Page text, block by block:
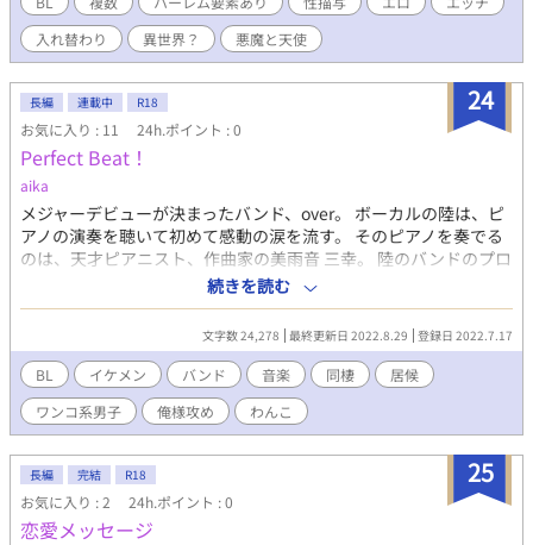
考えるようになった。 しかし、杏との初デートの日、真は不吉
な男・遠田（えんだ）と出会う。 遠田は、登流会（とうりゅう
かい）傘下の組の極道だ。 真が店長を務めるボーイズ・バーの
オーナーでもある。 彼は時折、客として店に現れることもある
のだが、粗暴で身勝手な振る舞いは悩みの種だった。 それどこ
ろか、過去に真の情夫を幾度となく奪い去り踏みにじって来た男
だ。 嫌な予感を感じながらも、真は杏とのデートを楽しんだ。
ショッピングやディナーに、夜景の美しいホテル。 そこで初
めて結ばれた二人は、ようやく正真正銘の恋人になった。 それ
でも彼らの間には、略奪愛を狙う詩央や、疫病神・遠田が付きま
とう……。
は、 大きく綺麗な瞳から大粒の涙を溢していた。 彼の名は、花宮
咲羅。 汚れを知らない純粋な少年。 次の日、目が覚めると、 流華
は鏡の奥の世界にいた。 花宮咲羅として。 二人の身体が入れ替わ
り、 人生が交差する。 それぞれの世界が、思わぬ方向へと展開し
ていく・・・・ 〜〜〜〜〜〜〜〜〜〜〜〜〜 ２人の中身が入れ替
わり、 正反対の性格の２人が、 それぞれの悩みに、恋に、向き合
っていくBL小説です。 R-18要素たっぷりになる予定です。 タイト
ルの横のマーク ♤→流華視点 ♡→咲羅視点 で書き分けています。
こちらの作品は、「小説家になろう」ムーンライトノベルズにも
重複掲載しております。 R-18/R18/性描写あり/エロ/エッチ/BL/幼
なじみ/恋愛/純愛/NTR/浮気/複数/イケメン/美少年/複数プレイ/変
態/先輩/後輩/羞恥プレイ/調教/乱交//童顔/同棲//制服/元彼/元カ
レ/未練/新彼/彼氏/ 執着/年下/年上/同級生/略奪/学園/片思い/禁断/
肉体関係/コスプレ/飼い主/天使/悪魔/執事/入れ替わり/異世界/淫
入れ替わり
異世界？ 悪魔と天使
24
長編 連載中 R18
お気に入り : 11 24h.ポイント : 0
Perfect Beat！
aika
メジャーデビューが決まったバンド、over。 ボーカルの陸は、ピ
アノの演奏を聴いて初めて感動の涙を流す。 そのピアノを奏でる
のは、天才ピアニスト、作曲家の美雨音 三幸。 陸のバンドのプロ
デューサーだった。 美しいピアノを奏でる魅惑の男、三幸はとん
でもなく口が悪い暴君で、陸のことをやかましい犬呼ばわりし相
手にしない。 自分の歌がダメだと貶された陸は、三幸に特別レッ
スンをしてもらうことになり彼の部屋に居候することに。 暴君と
ワンコのはちゃめちゃな共同生活が始まった。 バンド仲間との絆
を深め成長していく陸の、葛藤と成長、そして初めての恋を綴っ
た物語。 R-18/R18/性描写あり/エロ/エッチ/BL/幼なじみ/恋愛/純
愛/NTR/浮気/複数/イケメン/美少年/上司/部下/先輩/後輩/羞恥プレ
イ/同僚/童顔/同棲/バンド/元彼/元カレ/未練/新彼/彼氏/執着/年下/
年上/同級生/略奪/タレ目/片思い/禁断/ワンコ/俺様/プロデューサ
ー/ピアニスト/ギタリスト/可愛い系男子/
続きを読む
文字数 24,278 最終更新日 2022.8.29 登録日 2022.7.17
BL イケメン バンド 音楽 同棲
居候
ワンコ系男子
俺様攻め わんこ
25
長編 完結 R18
お気に入り : 2 24h.ポイント : 0
恋愛メッセージ